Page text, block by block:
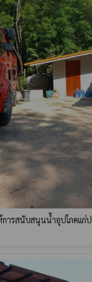
การสนับสนุนน้ำอุปโภคแก่